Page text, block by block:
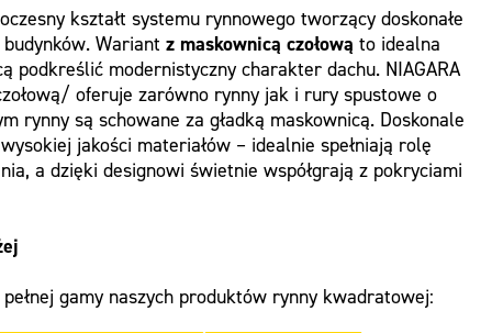
kształt systemu rynnowego tworzący doskonałe
Wariant z maskownicą czołową to idealna
podkreślić modernistyczny charakter dachu. NIAGARA
oferuje zarówno rynny jak i rury spustowe o
rynny są schowane za gładką maskownicą. Doskonale
jakości materiałów – idealnie spełniają rolę
a dzięki designowi świetnie współgrają z pokryciami
gamy naszych produktów rynny kwadratowej: